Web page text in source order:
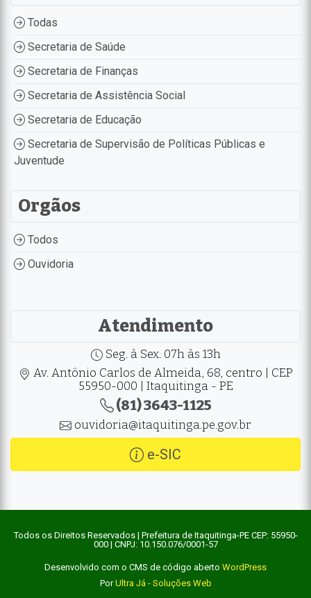
Todas
Secretaria de Saúde
Secretaria de Finanças
Secretaria de Assistência Social
Secretaria de Educação
Secretaria de Supervisão de Políticas Públicas e
Juventude
Orgãos
Todos
Ouvidoria
Atendimento
Seg. à Sex. 07h às 13h
Av. Antônio Carlos de Almeida, 68, centro | CEP
55950-000 | Itaquitinga - PE
(81) 3643-1125
ouvidoria@itaquitinga.pe.gov.br
e-SIC
Todos os Direitos Reservados | Prefeitura de Itaquitinga-PE CEP: 55950-
000 | CNPJ: 10.150.076/0001-57
Desenvolvido com o CMS de código aberto WordPress
PorUltra Já - Soluções Web